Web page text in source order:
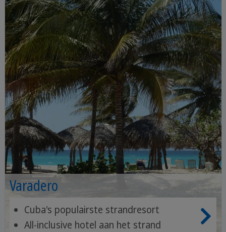
Varadero
Cuba's populairste strandresort
All-inclusive hotel aan het strand